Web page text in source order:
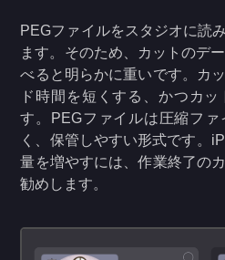
PEGファイルをスタジオに読
ます。そのため、カットのデ
べると明らかに重いです。カ
ド時間を短くする、かつカ
す。PEGファイルは圧縮フ
く、保管しやすい形式です。
量を増やすには、作業終了の
勧めします。